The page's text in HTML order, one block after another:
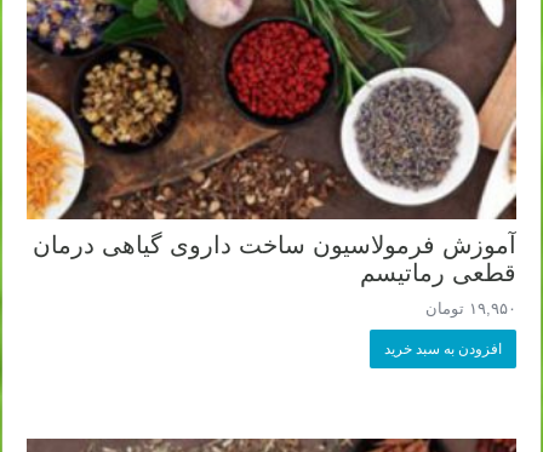
آموزش فرمولاسیون ساخت داروی گیاهی درمان
قطعی رماتیسم
۱۹,۹۵۰ تومان
افزودن به سبد خرید